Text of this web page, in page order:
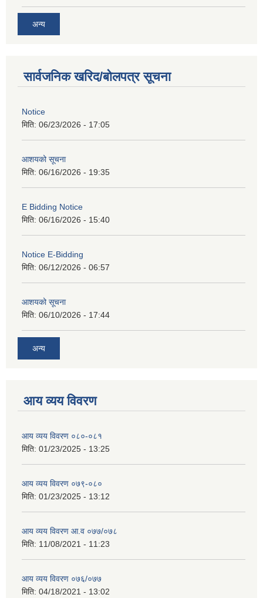
अन्य
सार्वजनिक खरिद/बोलपत्र सूचना
Notice
मिति: 06/23/2026 - 17:05
आशयको सूचना
मिति: 06/16/2026 - 19:35
E Bidding Notice
मिति: 06/16/2026 - 15:40
Notice E-Bidding
मिति: 06/12/2026 - 06:57
आशयको सूचना
मिति: 06/10/2026 - 17:44
अन्य
आय व्यय विवरण
आय व्यय विवरण ०८०-०८१
मिति: 01/23/2025 - 13:25
आय व्यय विवरण ०७९-०८०
मिति: 01/23/2025 - 13:12
आय व्यय विवरण आ.व ०७७/०७८
मिति: 11/08/2021 - 11:23
आय व्यय विवरण ०७६/०७७
मिति: 04/18/2021 - 13:02